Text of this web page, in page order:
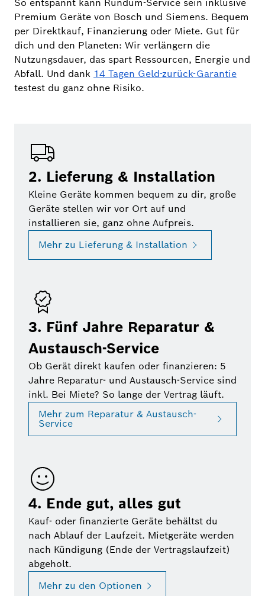
So entspannt kann Rundum-Service sein inklusive
Premium Geräte von Bosch und Siemens. Bequem
per Direktkauf, Finanzierung oder Miete. Gut für
dich und den Planeten: Wir verlängern die
Nutzungsdauer, das spart Ressourcen, Energie und
Abfall. Und dank 14 Tagen Geld-zurück-Garantie
testest du ganz ohne Risiko.
2. Lieferung & Installation
Kleine Geräte kommen bequem zu dir, große
Geräte stellen wir vor Ort auf und
installieren sie, ganz ohne Aufpreis.
Mehr zu Lieferung & Installation
3. Fünf Jahre Reparatur &
Austausch-Service
Ob Gerät direkt kaufen oder finanzieren: 5
Jahre Reparatur- und Austausch-Service sind
inkl. Bei Miete? So lange der Vertrag läuft.
Mehr zum Reparatur & Austausch-
Service
4. Ende gut, alles gut
Kauf- oder finanzierte Geräte behältst du
nach Ablauf der Laufzeit. Mietgeräte werden
nach Kündigung (Ende der Vertragslaufzeit)
abgeholt.
Mehr zu den Optionen